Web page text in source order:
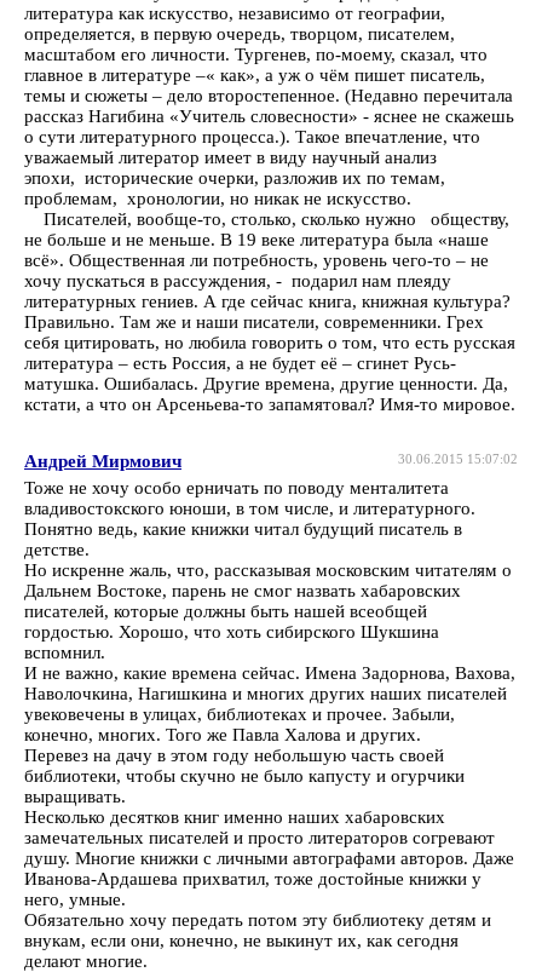
литература как искусство, независимо от географии,
определяется, в первую очередь, творцом, писателем,
масштабом его личности. Тургенев, по-моему, сказал, что
главное в литературе –« как», а уж о чём пишет писатель,
темы и сюжеты – дело второстепенное. (Недавно перечитала
рассказ Нагибина «Учитель словесности» - яснее не скажешь
о сути литературного процесса.). Такое впечатление, что
уважаемый литератор имеет в виду научный анализ
эпохи, исторические очерки, разложив их по темам,
проблемам, хронологии, но никак не искусство.
Писателей, вообще-то, столько, сколько нужно обществу,
не больше и не меньше. В 19 веке литература была «наше
всё». Общественная ли потребность, уровень чего-то – не
хочу пускаться в рассуждения, - подарил нам плеяду
литературных гениев. А где сейчас книга, книжная культура?
Правильно. Там же и наши писатели, современники. Грех
себя цитировать, но любила говорить о том, что есть русская
литература – есть Россия, а не будет её – сгинет Русь-
матушка. Ошибалась. Другие времена, другие ценности. Да,
кстати, а что он Арсеньева-то запамятовал? Имя-то мировое.
30.06.2015 15:07:02
Андрей Мирмович
Тоже не хочу особо ерничать по поводу менталитета
владивостокского юноши, в том числе, и литературного.
Понятно ведь, какие книжки читал будущий писатель в
детстве.
Но искренне жаль, что, рассказывая московским читателям о
Дальнем Востоке, парень не смог назвать хабаровских
писателей, которые должны быть нашей всеобщей
гордостью. Хорошо, что хоть сибирского Шукшина
вспомнил.
И не важно, какие времена сейчас. Имена Задорнова, Вахова,
Наволочкина, Нагишкина и многих других наших писателей
увековечены в улицах, библиотеках и прочее. Забыли,
конечно, многих. Того же Павла Халова и других.
Перевез на дачу в этом году небольшую часть своей
библиотеки, чтобы скучно не было капусту и огурчики
выращивать.
Несколько десятков книг именно наших хабаровских
замечательных писателей и просто литераторов согревают
душу. Многие книжки с личными автографами авторов. Даже
Иванова-Ардашева прихватил, тоже достойные книжки у
него, умные.
Обязательно хочу передать потом эту библиотеку детям и
внукам, если они, конечно, не выкинут их, как сегодня
делают многие.